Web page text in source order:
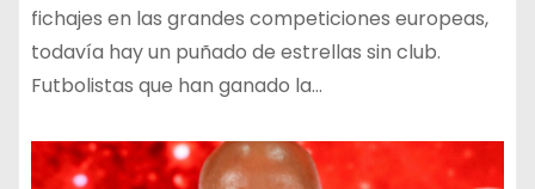
fichajes en las grandes competiciones europeas,
todavía hay un puñado de estrellas sin club.
Futbolistas que han ganado la…